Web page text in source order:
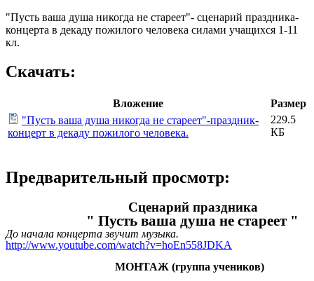
"Пусть ваша душа никогда не стареет"- сценарий праздника-
концерта в декаду пожилого человека силами учащихся 1-11
кл.
Скачать:
Вложение
Размер
"Пусть ваша душа никогда не стареет"-праздник-
концерт в декаду пожилого человека.
229.5
КБ
Предварительный просмотр:
Сценарий праздника
" Пусть ваша душа не стареет "
До начала концерта звучит музыка.
http://www.youtube.com/watch?v=hoEn558JDKA
МОНТАЖ (группа учеников)